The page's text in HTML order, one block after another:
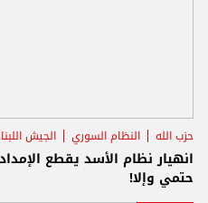
حزب الله النظام السوري الجيش
انهيار نظام الأسد يقطع
حتمي وإلا!